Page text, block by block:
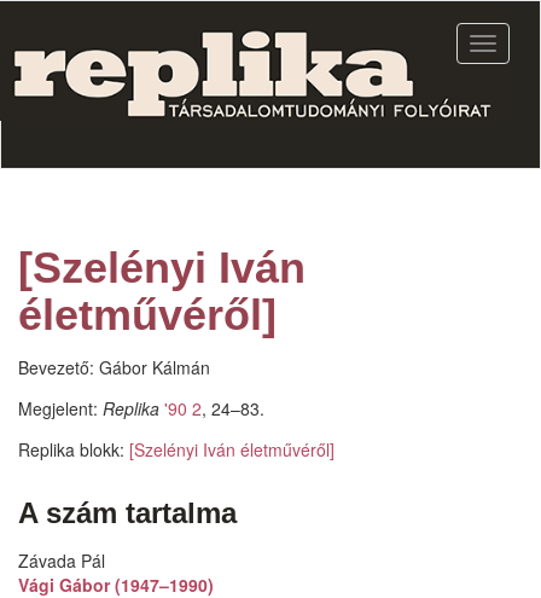
tartalomra
[Szelényi Iván
életművéről]
Bevezető: Gábor Kálmán
Megjelent: Replika '90 2, 24–83.
Replika blokk: [Szelényi Iván életművéről]
A szám tartalma
Závada Pál
Vági Gábor (1947–1990)